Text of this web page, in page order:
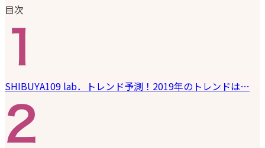
目次
SHIBUYA109 lab．トレンド予測！2019年のトレンドは…